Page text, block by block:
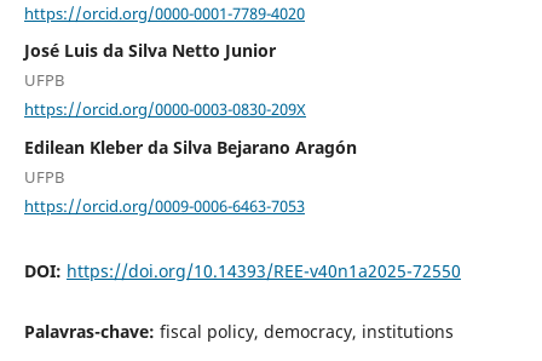
https://orcid.org/0000-0001-7789-4020
José Luis da Silva Netto Junior
UFPB
https://orcid.org/0000-0003-0830-209X
Edilean Kleber da Silva Bejarano Aragón
UFPB
https://orcid.org/0009-0006-6463-7053
DOI: https://doi.org/10.14393/REE-v40n1a2025-72550
Palavras-chave: fiscal policy, democracy, institutions